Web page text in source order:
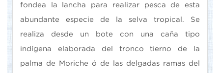
fondea la lancha para realizar pesca de esta
abundante especie de la selva tropical. Se
realiza desde un bote con una caña tipo
indígena elaborada del tronco tierno de la
palma de Moriche ó de las delgadas ramas del